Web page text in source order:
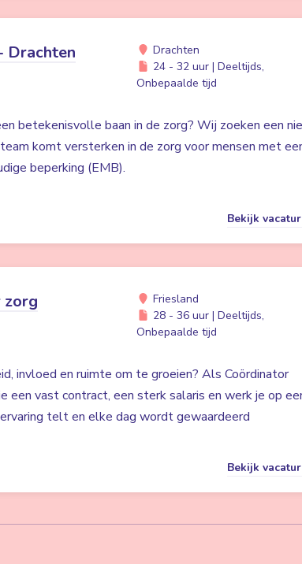
Drachten
Drachten
24 - 32 uur | Deeltijds,
Onbepaalde tijd
betekenisvolle baan in de zorg? Wij zoeken een
komt versterken in de zorg voor mensen met
beperking (EMB).
Bekijk
zorg
Friesland
28 - 36 uur | Deeltijds,
Onbepaalde tijd
invloed en ruimte om te groeien? Als Coördinator
een vast contract, een sterk salaris en werk je op
telt en elke dag wordt gewaardeerd
Bekijk